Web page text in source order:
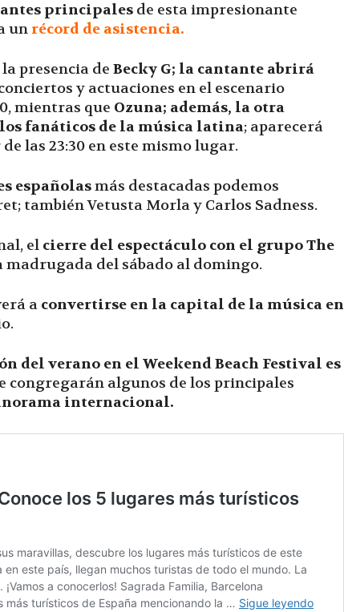
principales de esta impresionante
un récord de asistencia.
presencia de Becky G; la cantante abrirá
y actuaciones en el escenario
mientras que Ozuna; además, la otra
fanáticos de la música latina; aparecerá
las 23:30 en este mismo lugar.
españolasmás destacadas podemos
también Vetusta Morla y Carlos Sadness.
el cierre del espectáculo con el grupo The
madrugada del sábado al domingo.
a convertirse en la capital de la música en
del verano en el Weekend Beach Festival es
congregarán algunos de los principales
internacional.